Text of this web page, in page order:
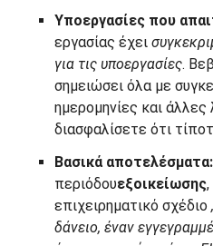
Υποεργασίες που
εργασίας έχει
για τις υποεργασίες.
σημειώσει όλα με
ημερομηνίες και
διασφαλίσετε ότι
Βασικά αποτελέσματα:
περιόδουεξοικείωσης
επιχειρηματικό σχέδιο
δάνειο, έναν